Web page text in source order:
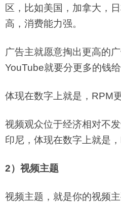
区，比如美国，加拿大，
高，消费能力强。
广告主就愿意掏出更高的
YouTube就要分更多的钱给
体现在数字上就是，RPM更
视频观众位于经济相对不
印尼，体现在数字上就是，
2）视频主题
视频主题，就是你的视频主